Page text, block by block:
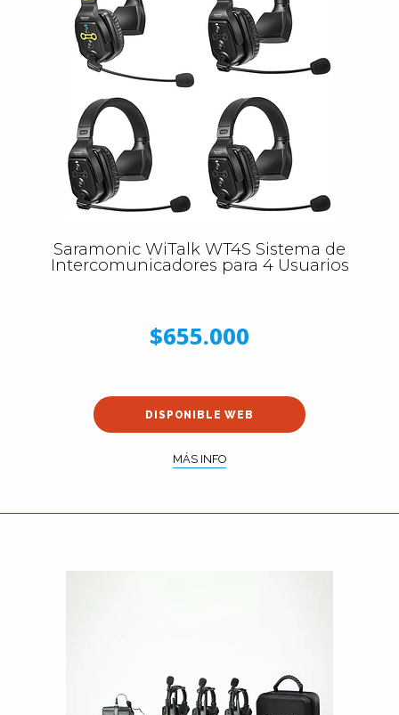
Saramonic WiTalk WT4S Sistema de
Intercomunicadores para 4 Usuarios
$655.000
DISPONIBLE WEB
MÁS INFO